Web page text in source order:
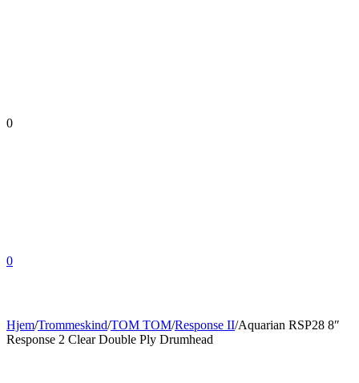
0
0
Hjem/Trommeskind/TOM TOM/Response II/Aquarian RSP28 8″
Response 2 Clear Double Ply Drumhead